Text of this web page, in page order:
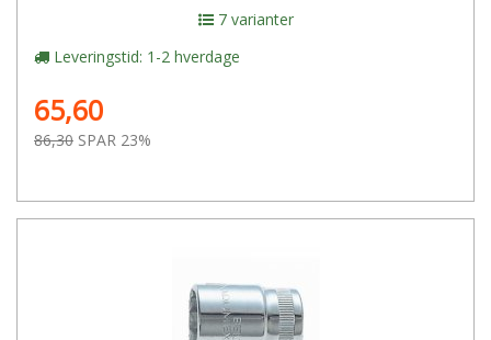
7 varianter
Leveringstid: 1-2 hverdage
65,60
86,30 SPAR 23%